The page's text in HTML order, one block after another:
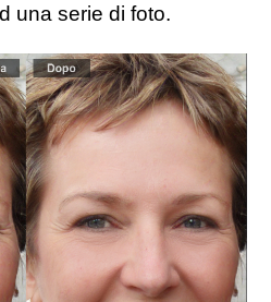
una serie di foto.